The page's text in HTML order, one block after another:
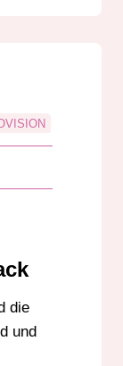
die
und